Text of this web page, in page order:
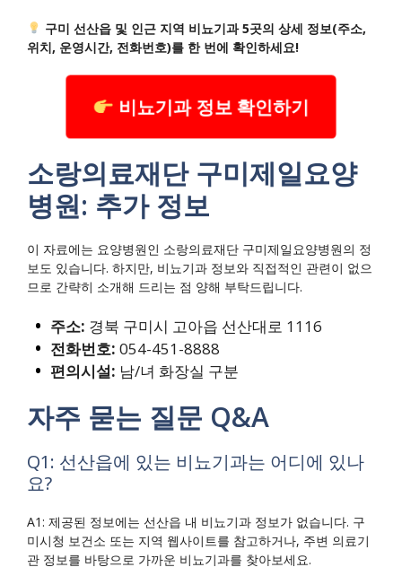
구미 선산읍 및 인근 지역 비뇨기과 5곳의 상세 정보(주소,
위치, 운영시간, 전화번호)를 한 번에 확인하세요!
비뇨기과 정보 확인하기
소랑의료재단 구미제일요양
병원: 추가 정보
이 자료에는 요양병원인 소랑의료재단 구미제일요양병원의 정
보도 있습니다. 하지만, 비뇨기과 정보와 직접적인 관련이 없으
므로 간략히 소개해 드리는 점 양해 부탁드립니다.
주소: 경북 구미시 고아읍 선산대로 1116
전화번호: 054-451-8888
편의시설: 남/녀 화장실 구분
자주 묻는 질문 Q&A
Q1: 선산읍에 있는 비뇨기과는 어디에 있나
요?
A1: 제공된 정보에는 선산읍 내 비뇨기과 정보가 없습니다. 구
미시청 보건소 또는 지역 웹사이트를 참고하거나, 주변 의료기
관 정보를 바탕으로 가까운 비뇨기과를 찾아보세요.